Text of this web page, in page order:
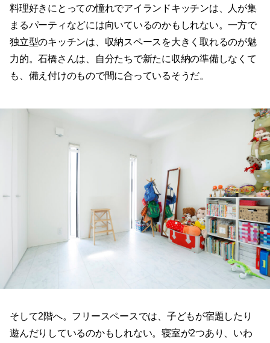
料理好きにとっての憧れでアイランドキッチンは、人が集
まるパーティなどには向いているのかもしれない。一方で
独立型のキッチンは、収納スペースを大きく取れるのが魅
力的。石橋さんは、自分たちで新たに収納の準備しなくて
も、備え付けのもので間に合っているそうだ。
そして2階へ。フリースペースでは、子どもが宿題したり
遊んだりしているのかもしれない。寝室が2つあり、いわ